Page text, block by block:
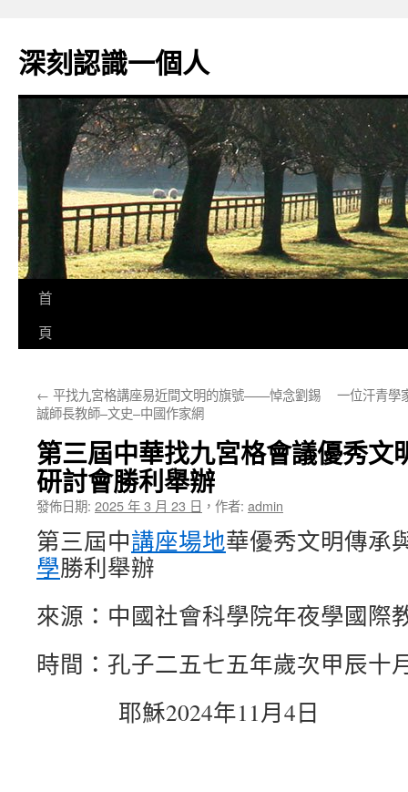
主
要
深刻認識一個人
首
頁
← 平找九宮格講座易近間文明的旗號——悼念劉錫
誠師長教師–文史–中國作家網
一位汗青學
第三屆中華找九宮格會議優秀文
研討會勝利舉辦
發佈日期: 2025 年 3 月 23 日 ， 作者: admin
第三屆中講座場地華優秀文明傳承
學勝利舉辦
來源：中國社會科學院年夜學國際
時間：孔子二五七五年歲次甲辰十
耶穌2024年11月4日